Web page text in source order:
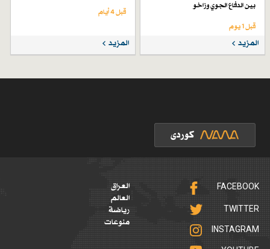
بين الدفاع الجوي وزاخو
قبل 1 یوم
المزيد
قبل 4 أيام
المزيد
FACEBOOK
TWITTER
INSTAGRAM
العراق
العالم
رياضة
منوعات